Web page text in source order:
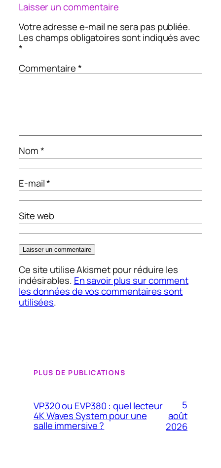
Laisser un commentaire
Votre adresse e-mail ne sera pas publiée.
Les champs obligatoires sont indiqués avec
*
Commentaire*
Nom*
E-mail*
Site web
Ce site utilise Akismet pour réduire les
indésirables. En savoir plus sur comment
les données de vos commentaires sont
utilisées.
PLUS DE PUBLICATIONS
VP320 ou EVP380 : quel lecteur
4K Waves System pour une
salle immersive ?
5
août
2026